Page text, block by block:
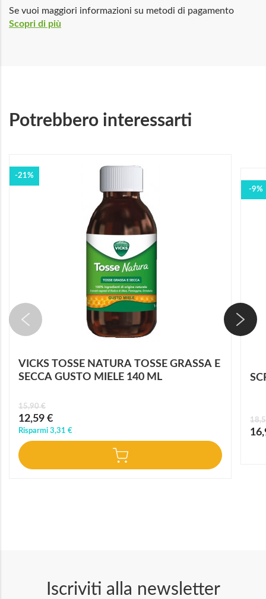
Se vuoi maggiori informazioni su metodi di pagamento
Scopri di più
Potrebbero interessarti
-21%
VICKS TOSSE NATURA TOSSE GRASSA E
SECCA GUSTO MIELE 140 ML
Prezzo
speciale
12,59 €
15,90 €
Risparmi 3,31 €
-9%
Iscriviti alla newsletter